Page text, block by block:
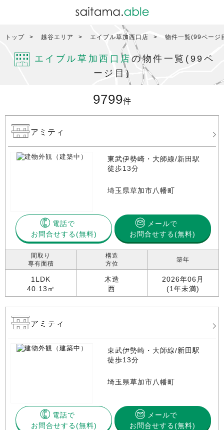
トップ 越谷エリア エイブル草加西口店 物件一覧(99ページ
エイブル草加西口店 の物件一覧(99ペ
ージ目)
9799件
アミティ
東武伊勢崎・大師線/新田駅
徒歩13分
埼玉県草加市八幡町
電話で
お問合せする
メールで
お問合せする(無料)
間取り
専有面積
1LDK
40.13㎡
構造
方位
木造
西
築年
2026年06月
(1年未満)
アミティ
東武伊勢崎・大師線/新田駅
徒歩13分
埼玉県草加市八幡町
電話で
お問合せする
メールで
お問合せする(無料)